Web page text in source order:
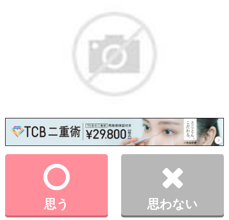
思う 思わない